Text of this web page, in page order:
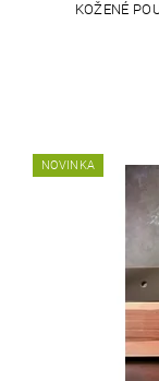
KOŽENÉ
NOVINKA